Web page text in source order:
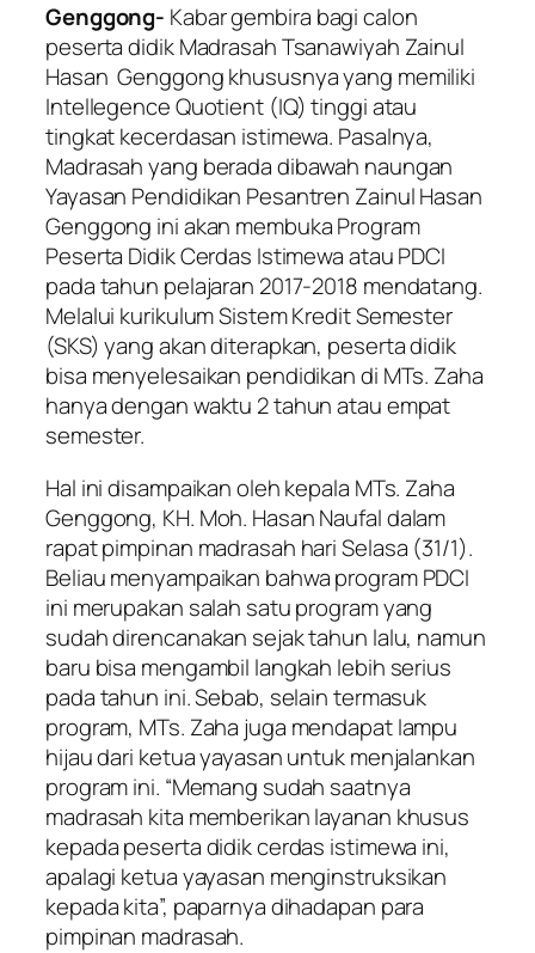
Genggong- Kabar gembira bagi calon
peserta didik Madrasah Tsanawiyah Zainul
Hasan Genggong khususnya yang memiliki
Intellegence Quotient (IQ) tinggi atau
tingkat kecerdasan istimewa. Pasalnya,
Madrasah yang berada dibawah naungan
Yayasan Pendidikan Pesantren Zainul Hasan
Genggong ini akan membuka Program
Peserta Didik Cerdas Istimewa atau PDCI
pada tahun pelajaran 2017-2018 mendatang.
Melalui kurikulum Sistem Kredit Semester
(SKS) yang akan diterapkan, peserta didik
bisa menyelesaikan pendidikan di MTs. Zaha
hanya dengan waktu 2 tahun atau empat
semester.
Hal ini disampaikan oleh kepala MTs. Zaha
Genggong, KH. Moh. Hasan Naufal dalam
rapat pimpinan madrasah hari Selasa (31/1).
Beliau menyampaikan bahwa program PDCI
ini merupakan salah satu program yang
sudah direncanakan sejak tahun lalu, namun
baru bisa mengambil langkah lebih serius
pada tahun ini. Sebab, selain termasuk
program, MTs. Zaha juga mendapat lampu
hijau dari ketua yayasan untuk menjalankan
program ini. “Memang sudah saatnya
madrasah kita memberikan layanan khusus
kepada peserta didik cerdas istimewa ini,
apalagi ketua yayasan menginstruksikan
kepada kita”, paparnya dihadapan para
pimpinan madrasah.